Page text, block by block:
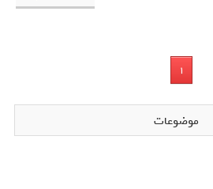
1
موضوعات